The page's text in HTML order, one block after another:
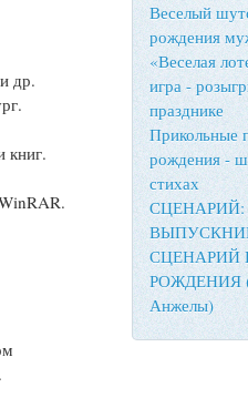
др.
книг.
Веселый
рождения
«Веселая
игра -
празднике
Прикольные
рождения -
стихах
СЦЕНАРИЙ:
СЦЕНАРИЙ
РОЖДЕНИЯ
Анжелы)